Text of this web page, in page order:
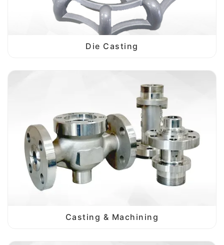
Die Casting
Casting & Machining